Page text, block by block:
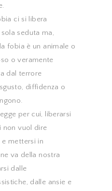
ci si libera
seduta ma,
fobia è un animale o
o veramente
dal terrore
diffidenza o
per cui, liberarsi
non vuol dire
mettersi in
va della nostra
dalle
dalle ansie e